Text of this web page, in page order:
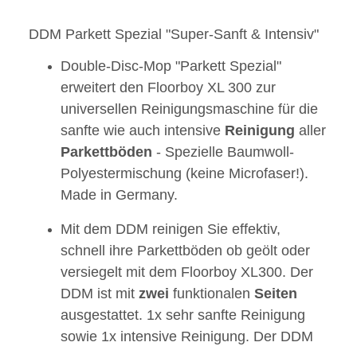
DDM Parkett Spezial "Super-Sanft & Intensiv"
Double-Disc-Mop "Parkett Spezial"
erweitert den Floorboy XL 300 zur
universellen Reinigungsmaschine für die
sanfte wie auch intensive Reinigung aller
Parkettböden - Spezielle Baumwoll-
Polyestermischung (keine Microfaser!).
Made in Germany.
Mit dem DDM reinigen Sie effektiv,
schnell ihre Parkettböden ob geölt oder
versiegelt mit dem Floorboy XL300. Der
DDM ist mit zwei funktionalen Seiten
ausgestattet. 1x sehr sanfte Reinigung
sowie 1x intensive Reinigung. Der DDM